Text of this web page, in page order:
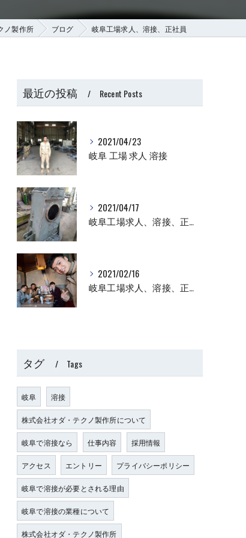
ノ製作所 ブログ 岐阜工場求人、溶接、正社員
最近の投稿 Recent Posts
2021/04/23
岐阜 工場 求人 溶接
2021/04/17
岐阜工場求人、溶接、正社員
2021/02/16
岐阜工場求人、溶接、正社員
タグ Tags
岐阜 溶接
株式会社オダ・テクノ製作所について
岐阜で溶接なら 仕事内容 採用情報
アクセス エントリー プライバシーポリシー
岐阜で溶接が必要とされる理由
岐阜で溶接の業種について
株式会社オダ・テクノ製作所